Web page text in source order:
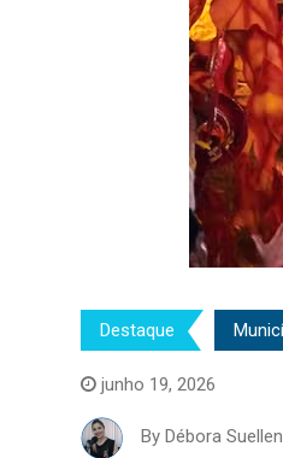
Destaque
junho 19, 2026
By Débora Suellen